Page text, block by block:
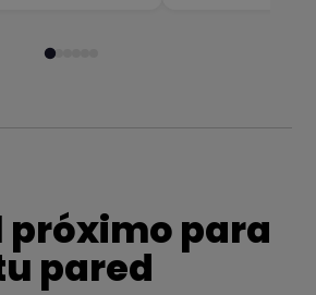
próximo para
pared